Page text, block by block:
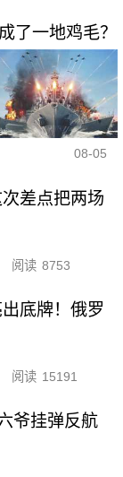
了一地鸡毛？
08-05
差点把两场
阅读 8753
底牌！俄罗
阅读 15191
爷挂弹反航